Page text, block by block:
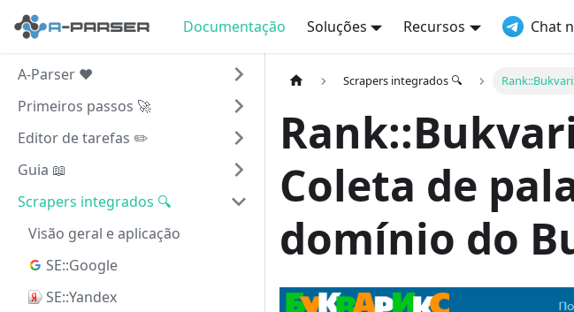
Documentação Soluções Recursos Chat
A-Parser ❤️
Primeiros passos 🚀
Editor de tarefas ✏️
Guia 📖
Scrapers integrados 🔍
Visão geral e aplicação
SE::Google
SE::Yandex
Scrapers integrados 🔍
Coleta de
domínio do